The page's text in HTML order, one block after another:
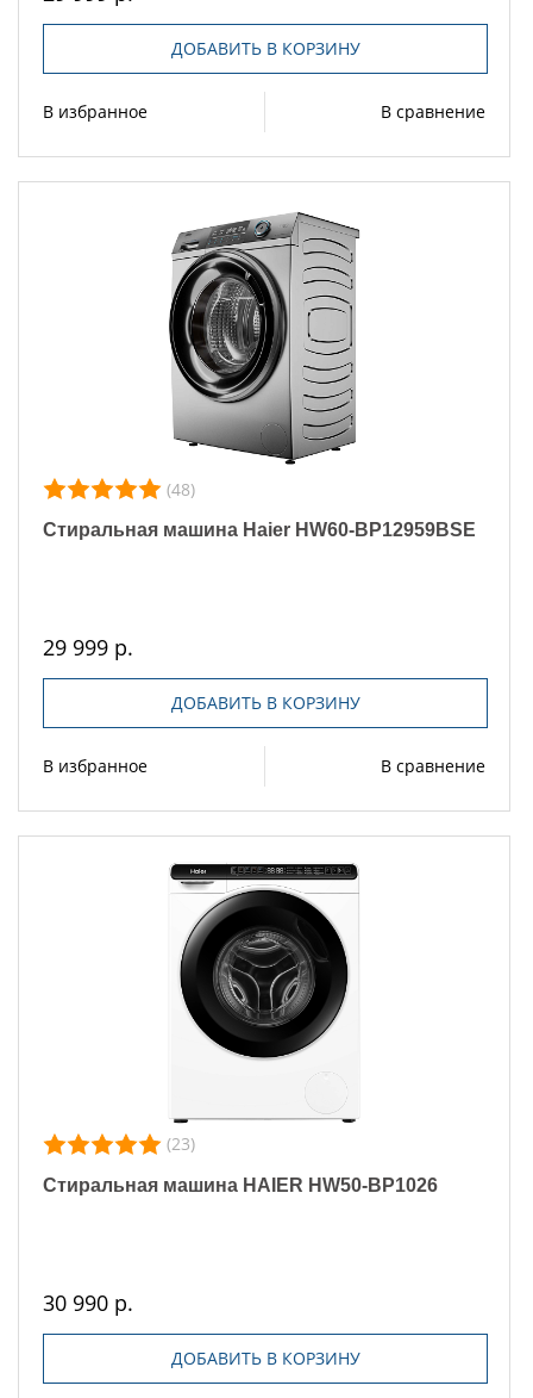
ДОБАВИТЬ В КОРЗИНУ
В избранное В сравнение
(48)
Стиральная машина Haier HW60-BP12959BSE
29 999 р.
ДОБАВИТЬ В КОРЗИНУ
В избранное В сравнение
(23)
Стиральная машина HAIER HW50-BP1026
30 990 р.
ДОБАВИТЬ В КОРЗИНУ